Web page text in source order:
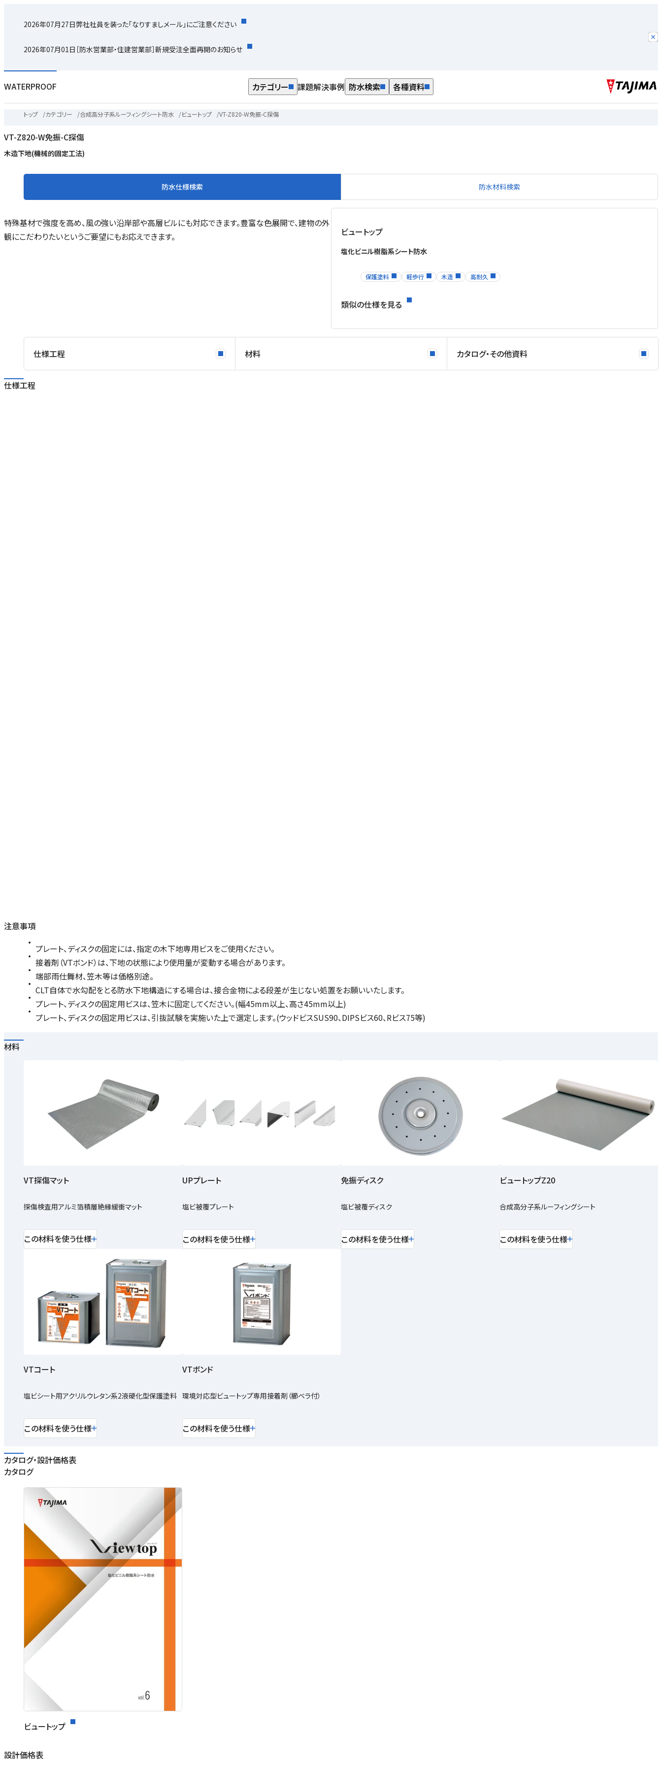
2026年07月27日弊社社員を装った「なりすましメール」にご注意ください
2026年07月01日 ［防水営業部・住建営業部］新規受注全面再開のお知らせ
WATERPROOF カテゴリー 課題解決事例 防水検索 各種資料
トップ /カテゴリー /合成高分子系ルーフィングシート防水 /ビュートップ /VT-Z820-W免振-C探傷
VT-Z820-W免振-C探傷
木造下地(機械的固定工法)
防水仕様検索 防水材料検索
特殊基材で強度を高め、風の強い沿岸部や高層ビルにも対応できます。豊富な色展開で、建物の外
観にこだわりたいというご要望にもお応えできます。
ビュートップ
塩化ビニル樹脂系シート防水
保護塗料 軽歩行 木造 高耐久
類似の仕様を見る
仕様工程 材料 カタログ・その他資料
仕様工程
注意事項
プレート、ディスクの固定には、指定の木下地専用ビスをご使用ください。
接着剤（VTボンド）は、下地の状態により使用量が変動する場合があります。
端部雨仕舞材、笠木等は価格別途。
CLT自体で水勾配をとる防水下地構造にする場合は、接合金物による段差が生じない処置をお願いいたします。
プレート、ディスクの固定用ビスは、笠木に固定してください。(幅45mm以上、高さ45mm以上)
プレート、ディスクの固定用ビスは、引抜試験を実施いた上で選定します。(ウッドビスSUS90、DIPSビス60、Rビス75等)
材料
VT探傷マット
探傷検査用アルミ箔積層絶縁緩衝マット
この材料を使う仕様
UPプレート
塩ビ被覆プレート
この材料を使う仕様
免振ディスク
塩ビ被覆ディスク
この材料を使う仕様
ビュートップZ20
合成高分子系ルーフィングシート
この材料を使う仕様
VTコート
塩ビシート用アクリルウレタン系2液硬化型保護塗料
この材料を使う仕様
VTボンド
環境対応型ビュートップ専用接着剤（櫛ベラ付）
この材料を使う仕様
カタログ・設計価格表
カタログ
ビュートップ
設計価格表